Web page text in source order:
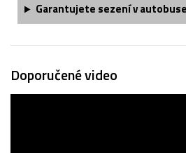
Garantujete sezení v
Doporučené video